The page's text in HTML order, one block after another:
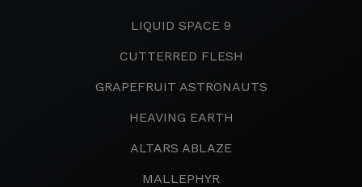
LIQUID SPACE 9
CUTTERRED FLESH
GRAPEFRUIT ASTRONAUTS
HEAVING EARTH
ALTARS ABLAZE
MALLEPHYR